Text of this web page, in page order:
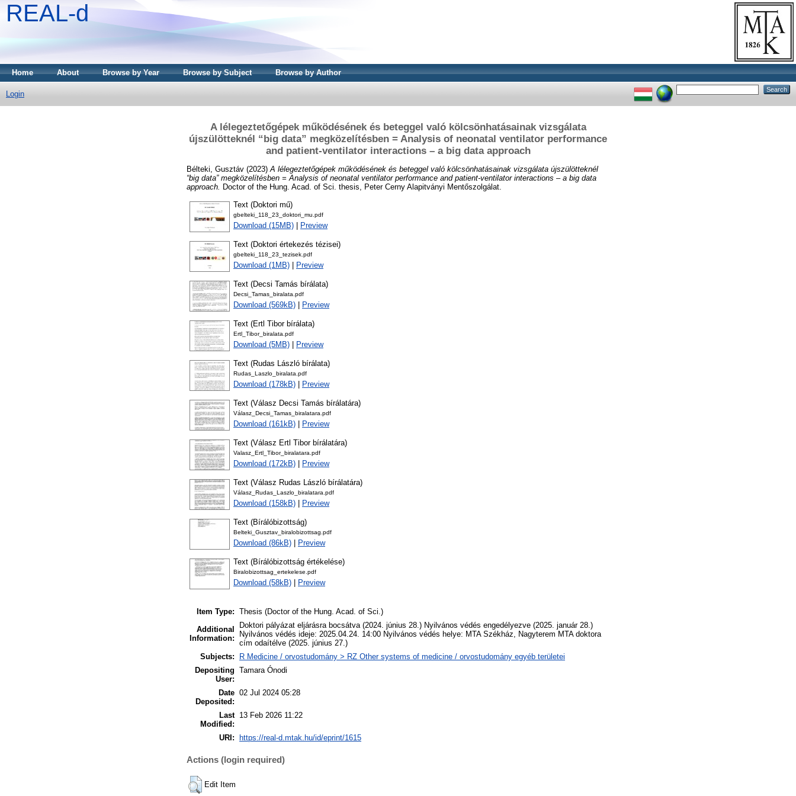
REAL-d
Home About Browse by Year Browse by Subject Browse by Author
Login
A lélegeztetőgépek működésének és beteggel való kölcsönhatásainak vizsgálata
újszülötteknél “big data” megközelítésben = Analysis of neonatal ventilator performance
and patient-ventilator interactions – a big data approach
Bélteki, Gusztáv (2023) A lélegeztetőgépek működésének és beteggel való kölcsönhatásainak vizsgálata újszülötteknél
“big data” megközelítésben = Analysis of neonatal ventilator performance and patient-ventilator interactions – a big data
approach. Doctor of the Hung. Acad. of Sci. thesis, Peter Cerny Alapitványi Mentőszolgálat.
Text (Doktori mű)
gbelteki_118_23_doktori_mu.pdf
Download (15MB) Preview
Text (Doktori értekezés tézisei)
gbelteki_118_23_tezisek.pdf
Download (1MB) Preview
Text (Decsi Tamás bírálata)
Decsi_Tamas_biralata.pdf
Download (569kB) Preview
Text (Ertl Tibor bírálata)
Ertl_Tibor_biralata.pdf
Download (5MB) Preview
Text (Rudas László bírálata)
Rudas_Laszlo_biralata.pdf
Download (178kB) Preview
Text (Válasz Decsi Tamás bírálatára)
Válasz_Decsi_Tamas_biralatara.pdf
Download (161kB) Preview
Text (Válasz Ertl Tibor bírálatára)
Valasz_Ertl_Tibor_biralatara.pdf
Download (172kB) Preview
Text (Válasz Rudas László bírálatára)
Válasz_Rudas_Laszlo_biralatara.pdf
Download (158kB) Preview
Text (Bírálóbizottság)
Belteki_Gusztav_biralobizottsag.pdf
Download (86kB) Preview
Text (Bírálóbizottság értékelése)
Biralobizottsag_ertekelese.pdf
Download (58kB) Preview
Item Type: Thesis (Doctor of the Hung. Acad. of Sci.)
Additional
Information:
Doktori pályázat eljárásra bocsátva (2024. június 28.) Nyilvános védés engedélyezve (2025. január 28.)
Nyilvános védés ideje: 2025.04.24. 14:00 Nyilvános védés helye: MTA Székház, Nagyterem MTA doktora
cím odaítélve (2025. június 27.)
Subjects:
R Medicine / orvostudomány > RZ Other systems of medicine / orvostudomány egyéb területei
Depositing
User:
Tamara Ónodi
Date
Deposited:
02 Jul 2024 05:28
Last
Modified:
13 Feb 2026 11:22
URI: https://real-d.mtak.hu/id/eprint/1615
Actions (login required)
Edit Item